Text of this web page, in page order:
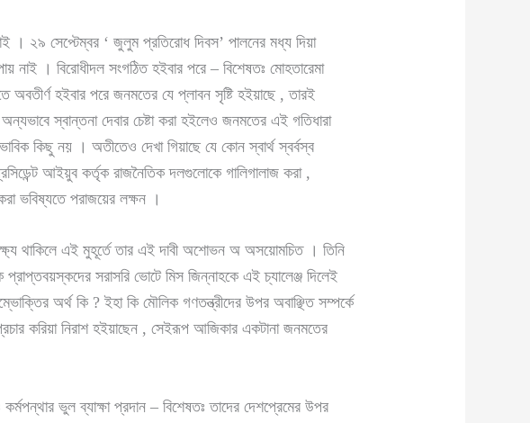
। ২৯ সেপ্টেম্বর ‘ জুলুম প্রতিরোধ দিবস’ পালনের মধ্য দিয়া
নাই । বিরোধীদল সংগঠিত হইবার পরে – বিশেষতঃ মোহতারেমা
অবতীর্ণ হইবার পরে জনমতের যে প্লাবন সৃষ্টি হইয়াছে , তারই
স্বান্তনা দেবার চেষ্টা করা হইলেও জনমতের এই গতিধারা
কিছু নয় । অতীতেও দেখা গিয়াছে যে কোন স্বার্থ স্বর্বস্ব
আইয়ুব কর্তৃক রাজনৈতিক দলগুলোকে গালিগালাজ করা ,
ভবিষ্যতে পরাজয়ের লক্ষন ।
থাকিলে এই মুহূর্তে তার এই দাবী অশোভন অ অসয়োমচিত । তিনি
প্রাপ্তবয়স্কদের সরাসরি ভোটে মিস জিন্নাহকে এই চ্যালেঞ্জ দিলেই
অর্থ কি ? ইহা কি মৌলিক গণতন্ত্রীদের উপর অবাঞ্ছিত সম্পর্কে
করিয়া নিরাশ হইয়াছেন , সেইরূপ আজিকার একটানা জনমতের
ভুল ব্যাক্ষা প্রদান – বিশেষতঃ তাদের দেশপ্রেমের উপর